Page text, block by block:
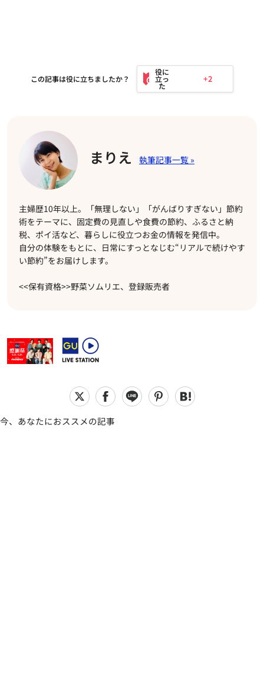
この記事は役に立ちましたか？ +2
まりえ
主婦歴10年以上。「無理しない」「がんばりすぎない」節約
術をテーマに、固定費の見直しや食費の節約、ふるさと納
税、ポイ活など、暮らしに役立つお金の情報を発信中。
自分の体験をもとに、日常にすっとなじむ“リアルで続けやす
い節約”をお届けします。
<<保有資格>>野菜ソムリエ、登録販売者
今、あなたにおススメの記事